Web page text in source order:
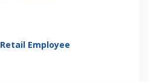
Retail Employee